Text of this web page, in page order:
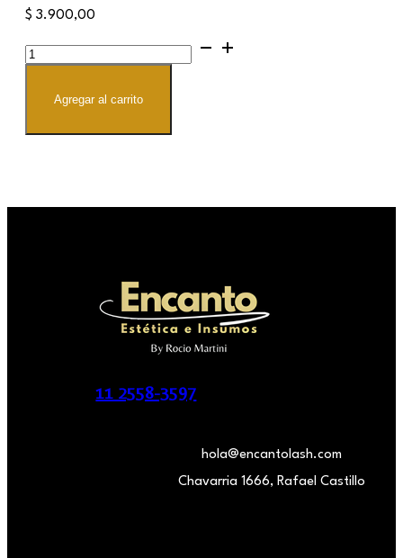
$ 3.900,00
Original
Lash
Shampoo
Agregar al carrito
11 2558-3597
hola@encantolash.com
Chavarria 1666, Rafael Castillo